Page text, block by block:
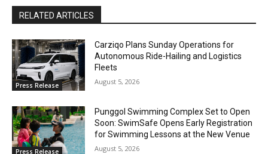
RELATED ARTICLES
Press Release
Carziqo Plans Sunday Operations for
Autonomous Ride-Hailing and Logistics
Fleets
August 5, 2026
Press Release
Punggol Swimming Complex Set to Open
Soon: SwimSafe Opens Early Registration
for Swimming Lessons at the New Venue
August 5, 2026